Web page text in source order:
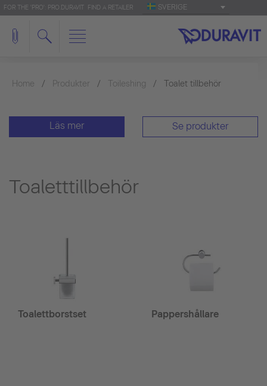
FOR THE 'PRO': PRO.DURAVIT FIND A RETAILER SVERIGE
Home Produkter Toileshing Toalet tillbehör
Läs mer Se produkter
Toaletttillbehör
Toalettborstset Pappershållare